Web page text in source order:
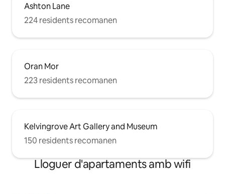
Ashton Lane
224 residents recomanen
Oran Mor
223 residents recomanen
Kelvingrove Art Gallery and Museum
150 residents recomanen
Lloguer d'apartaments amb wifi